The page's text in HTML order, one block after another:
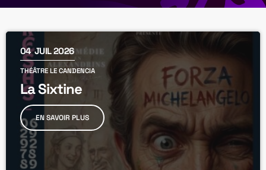
04 JUIL 2026
THÉÂTRE LE CANDENCIA
La Sixtine
EN SAVOIR PLUS